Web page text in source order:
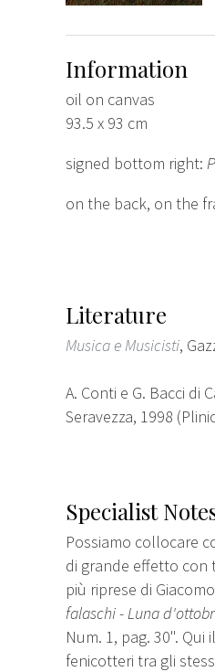
Information
oil on canvas
93.5 x 93 cm
signed bottom right:
on the back, on the
Literature
Musica e Musicisti,
A. Conti e G. Bacci di
Seravezza, 1998
Specialist
Possiamo collocare
di grande effetto con
più riprese di
falaschi - Luna
Num. 1, pag. 30".
fenicotteri tra gli